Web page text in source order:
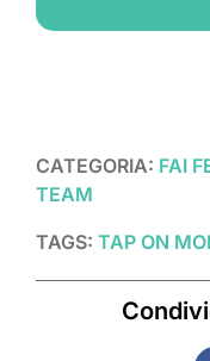
CATEGORIA: FAI
TEAM
TAGS: TAP ON